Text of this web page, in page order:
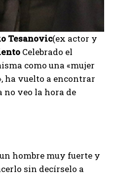
Tesanovic(ex actor y
Celebrado el
como una «mujer
ha vuelto a encontrar
no veo la hora de
hombre muy fuerte y
sin decírselo a